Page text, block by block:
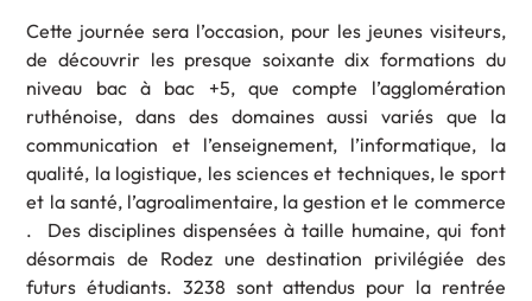
Cette journée sera l’occasion, pour les jeunes visiteurs,
de découvrir les presque soixante dix formations du
niveau bac à bac +5, que compte l’agglomération
ruthénoise, dans des domaines aussi variés que la
communication et l’enseignement, l’informatique, la
qualité, la logistique, les sciences et techniques, le sport
et la santé, l’agroalimentaire, la gestion et le commerce
. Des disciplines dispensées à taille humaine, qui font
désormais de Rodez une destination privilégiée des
futurs étudiants. 3238 sont attendus pour la rentrée